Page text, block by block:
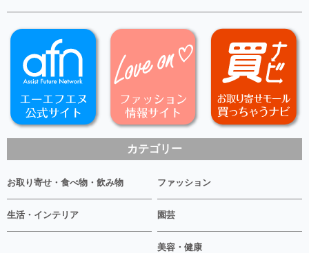
カテゴリー
お取り寄せ・食べ物・飲み物 ファッション
生活・インテリア 園芸
美容・健康